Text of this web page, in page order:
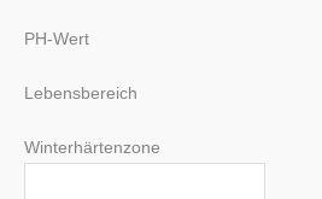
PH-Wert
Lebensbereich
Winterhärtenzone